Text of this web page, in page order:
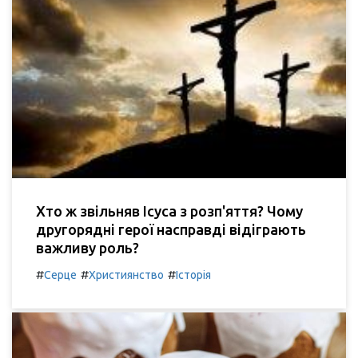
Хто ж звільняв Ісуса з розп'яття? Чому
другорядні герої насправді відіграють
важливу роль?
#Серце #Християнство #Історія